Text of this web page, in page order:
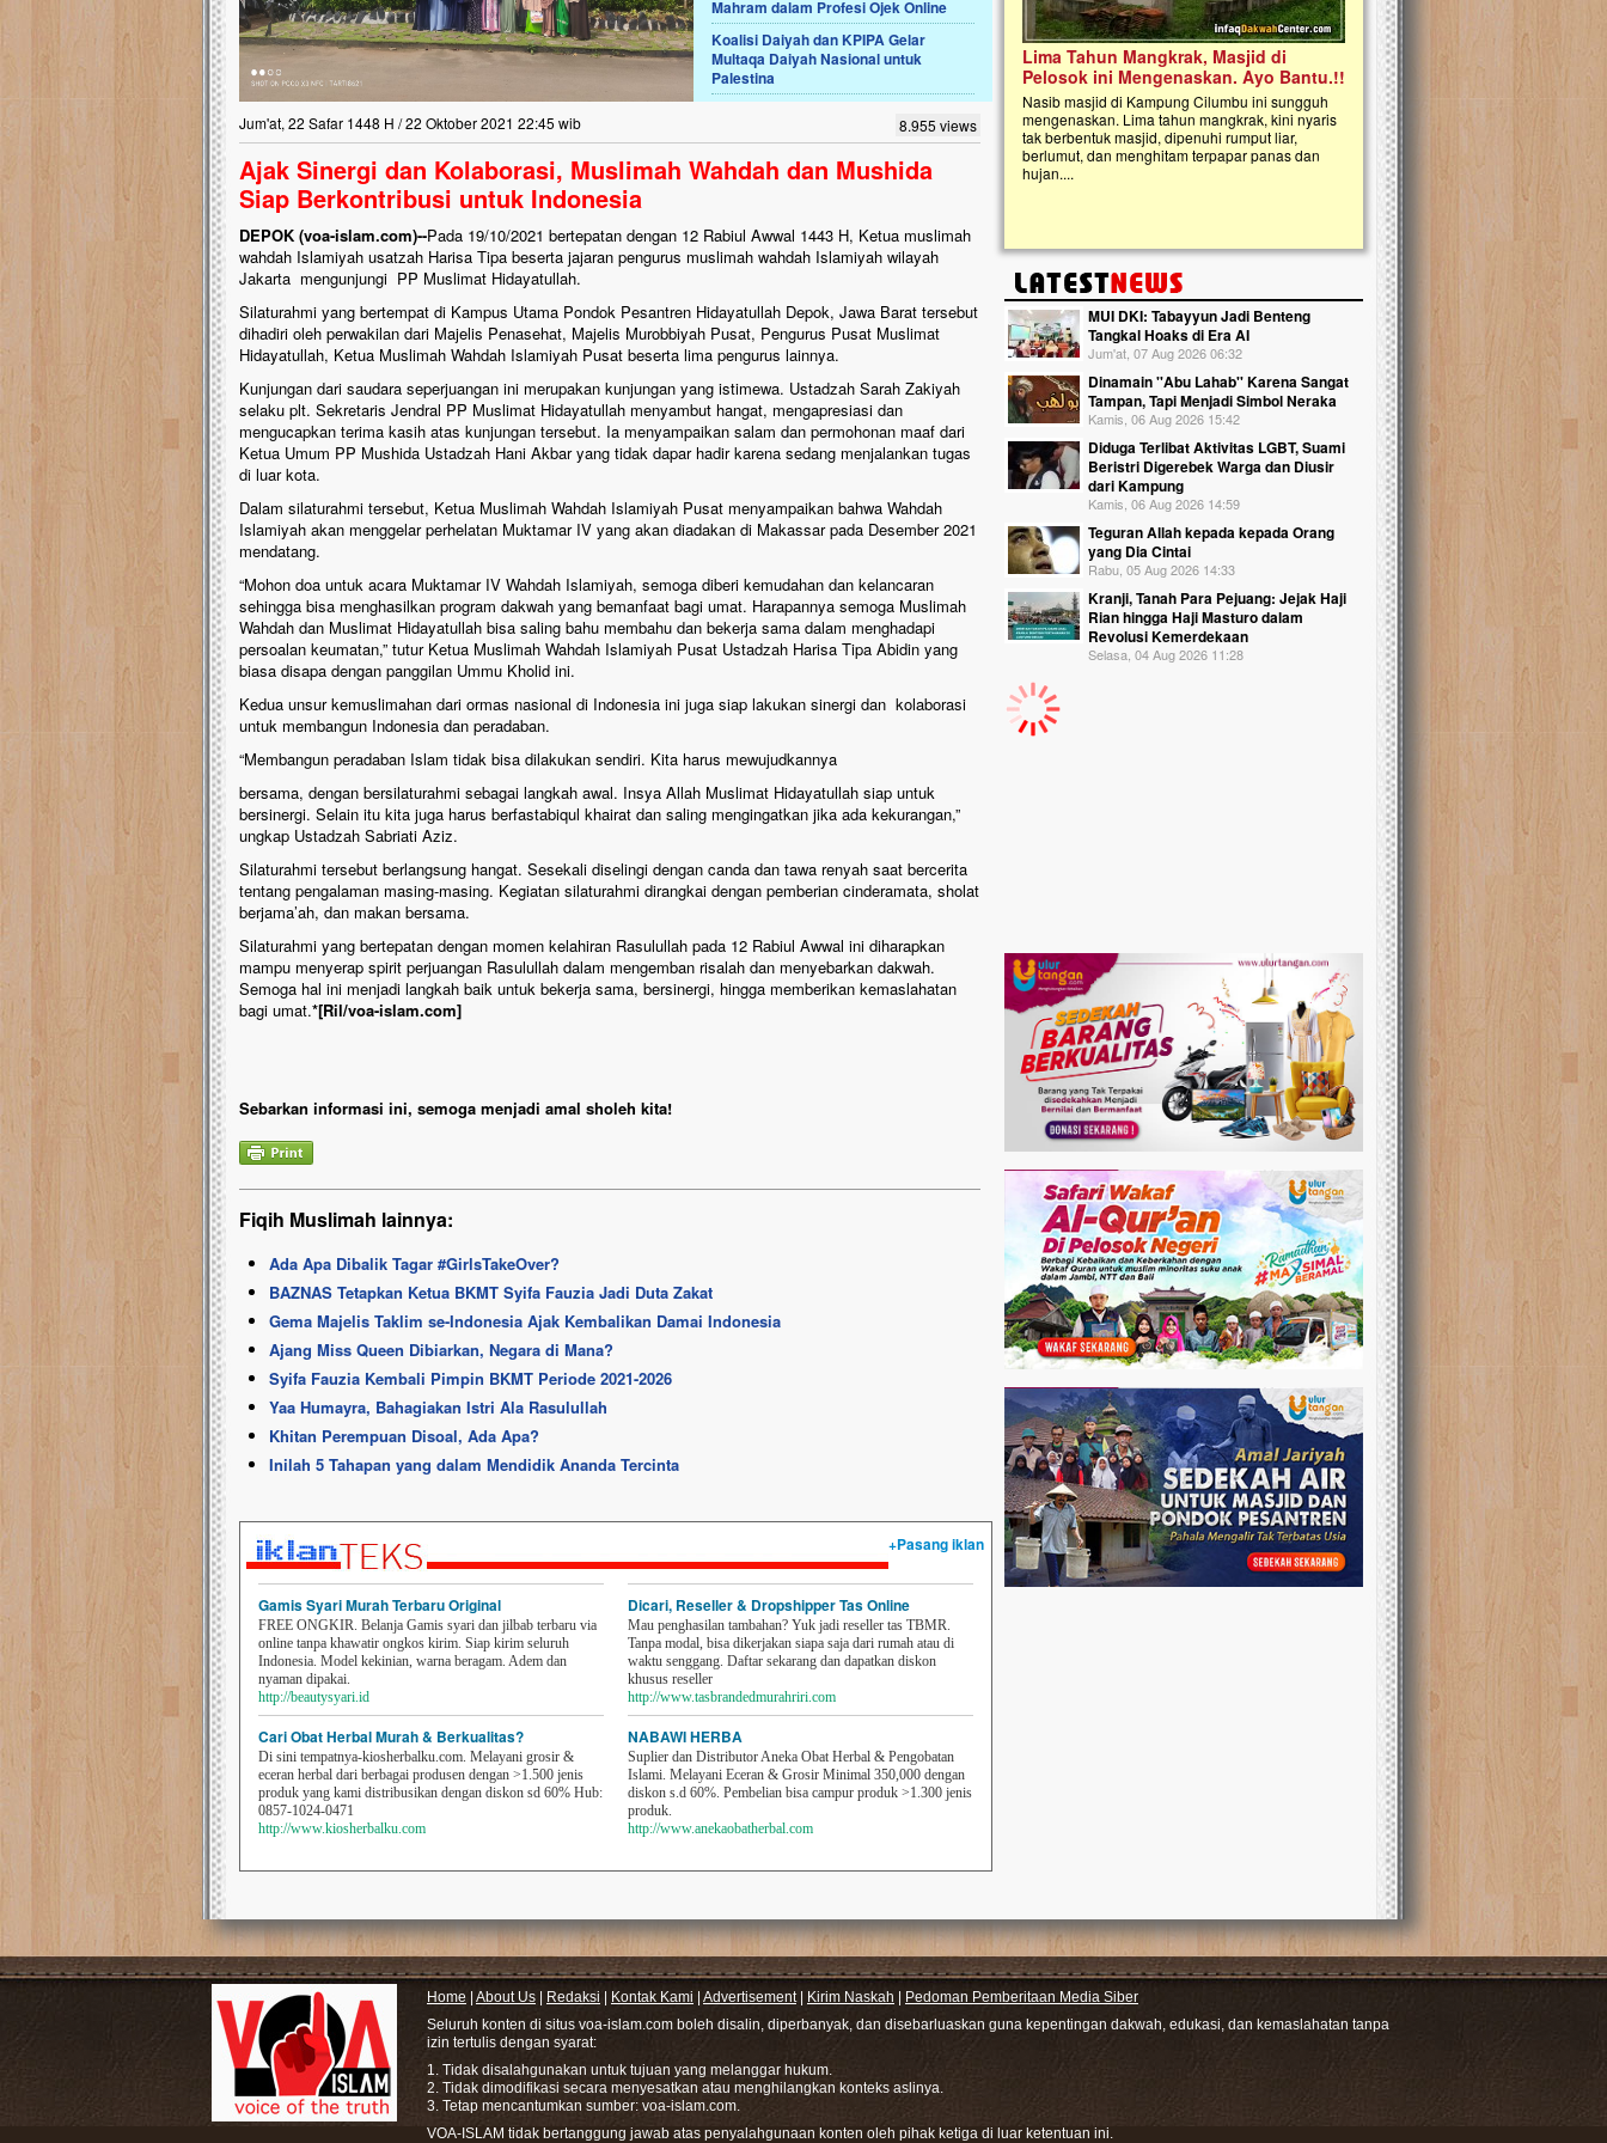
Mahram dalam Profesi Ojek Online
Koalisi Daiyah dan KPIPA Gelar
Multaqa Daiyah Nasional untuk
Palestina
Jum'at, 22 Safar 1448 H / 22 Oktober 2021 22:45 wib 8.955 views
Ajak Sinergi dan Kolaborasi, Muslimah Wahdah dan Mushida
Siap Berkontribusi untuk Indonesia
DEPOK (voa-islam.com)--Pada 19/10/2021 bertepatan dengan 12 Rabiul Awwal 1443 H, Ketua muslimah
wahdah Islamiyah usatzah Harisa Tipa beserta jajaran pengurus muslimah wahdah Islamiyah wilayah
Jakarta mengunjungi PP Muslimat Hidayatullah.
Silaturahmi yang bertempat di Kampus Utama Pondok Pesantren Hidayatullah Depok, Jawa Barat tersebut
dihadiri oleh perwakilan dari Majelis Penasehat, Majelis Murobbiyah Pusat, Pengurus Pusat Muslimat
Hidayatullah, Ketua Muslimah Wahdah Islamiyah Pusat beserta lima pengurus lainnya.
Kunjungan dari saudara seperjuangan ini merupakan kunjungan yang istimewa. Ustadzah Sarah Zakiyah
selaku plt. Sekretaris Jendral PP Muslimat Hidayatullah menyambut hangat, mengapresiasi dan
mengucapkan terima kasih atas kunjungan tersebut. Ia menyampaikan salam dan permohonan maaf dari
Ketua Umum PP Mushida Ustadzah Hani Akbar yang tidak dapar hadir karena sedang menjalankan tugas
di luar kota.
Dalam silaturahmi tersebut, Ketua Muslimah Wahdah Islamiyah Pusat menyampaikan bahwa Wahdah
Islamiyah akan menggelar perhelatan Muktamar IV yang akan diadakan di Makassar pada Desember 2021
mendatang.
“Mohon doa untuk acara Muktamar IV Wahdah Islamiyah, semoga diberi kemudahan dan kelancaran
sehingga bisa menghasilkan program dakwah yang bemanfaat bagi umat. Harapannya semoga Muslimah
Wahdah dan Muslimat Hidayatullah bisa saling bahu membahu dan bekerja sama dalam menghadapi
persoalan keumatan,” tutur Ketua Muslimah Wahdah Islamiyah Pusat Ustadzah Harisa Tipa Abidin yang
biasa disapa dengan panggilan Ummu Kholid ini.
Kedua unsur kemuslimahan dari ormas nasional di Indonesia ini juga siap lakukan sinergi dan kolaborasi
untuk membangun Indonesia dan peradaban.
“Membangun peradaban Islam tidak bisa dilakukan sendiri. Kita harus mewujudkannya
bersama, dengan bersilaturahmi sebagai langkah awal. Insya Allah Muslimat Hidayatullah siap untuk
bersinergi. Selain itu kita juga harus berfastabiqul khairat dan saling mengingatkan jika ada kekurangan,”
ungkap Ustadzah Sabriati Aziz.
Silaturahmi tersebut berlangsung hangat. Sesekali diselingi dengan canda dan tawa renyah saat bercerita
tentang pengalaman masing-masing. Kegiatan silaturahmi dirangkai dengan pemberian cinderamata, sholat
berjama’ah, dan makan bersama.
Silaturahmi yang bertepatan dengan momen kelahiran Rasulullah pada 12 Rabiul Awwal ini diharapkan
mampu menyerap spirit perjuangan Rasulullah dalam mengemban risalah dan menyebarkan dakwah.
Semoga hal ini menjadi langkah baik untuk bekerja sama, bersinergi, hingga memberikan kemaslahatan
bagi umat.*[Ril/voa-islam.com]
Sebarkan informasi ini, semoga menjadi amal sholeh kita!
Fiqih Muslimah lainnya:
Ada Apa Dibalik Tagar #GirlsTakeOver?
BAZNAS Tetapkan Ketua BKMT Syifa Fauzia Jadi Duta Zakat
Gema Majelis Taklim se-Indonesia Ajak Kembalikan Damai Indonesia
Ajang Miss Queen Dibiarkan, Negara di Mana?
Syifa Fauzia Kembali Pimpin BKMT Periode 2021-2026
Yaa Humayra, Bahagiakan Istri Ala Rasulullah
Khitan Perempuan Disoal, Ada Apa?
Inilah 5 Tahapan yang dalam Mendidik Ananda Tercinta
+Pasang iklan
Gamis Syari Murah Terbaru Original
FREE ONGKIR. Belanja Gamis syari dan jilbab terbaru via
online tanpa khawatir ongkos kirim. Siap kirim seluruh
Indonesia. Model kekinian, warna beragam. Adem dan
nyaman dipakai.
http://beautysyari.id
Cari Obat Herbal Murah & Berkualitas?
Di sini tempatnya-kiosherbalku.com. Melayani grosir &
eceran herbal dari berbagai produsen dengan >1.500 jenis
produk yang kami distribusikan dengan diskon sd 60% Hub:
0857-1024-0471
http://www.kiosherbalku.com
Dicari, Reseller & Dropshipper Tas Online
Mau penghasilan tambahan? Yuk jadi reseller tas TBMR.
Tanpa modal, bisa dikerjakan siapa saja dari rumah atau di
waktu senggang. Daftar sekarang dan dapatkan diskon
khusus reseller
http://www.tasbrandedmurahriri.com
NABAWI HERBA
Suplier dan Distributor Aneka Obat Herbal & Pengobatan
Islami. Melayani Eceran & Grosir Minimal 350,000 dengan
diskon s.d 60%. Pembelian bisa campur produk >1.300 jenis
produk.
http://www.anekaobatherbal.com
Lima Tahun Mangkrak, Masjid di
Pelosok ini Mengenaskan. Ayo Bantu.!!
Nasib masjid di Kampung Cilumbu ini sungguh
mengenaskan. Lima tahun mangkrak, kini nyaris
tak berbentuk masjid, dipenuhi rumput liar,
berlumut, dan menghitam terpapar panas dan
hujan....
kanak Islam Terpadu (TKIT) An
Gedung Majelis Taklim di
MUI DKI: Tabayyun Jadi Benteng
Tangkal Hoaks di Era AI
Jum'at, 07 Aug 2026 06:32
Dinamain ''Abu Lahab'' Karena Sangat
Tampan, Tapi Menjadi Simbol Neraka
Kamis, 06 Aug 2026 15:42
Diduga Terlibat Aktivitas LGBT, Suami
Beristri Digerebek Warga dan Diusir
dari Kampung
Kamis, 06 Aug 2026 14:59
Teguran Allah kepada kepada Orang
yang Dia Cintai
Rabu, 05 Aug 2026 14:33
Kranji, Tanah Para Pejuang: Jejak Haji
Rian hingga Haji Masturo dalam
Revolusi Kemerdekaan
Selasa, 04 Aug 2026 11:28
Home About Us Redaksi Kontak Kami Advertisement| Kirim Naskah
Pedoman Pemberitaan Media Siber
Seluruh konten di situs voa-islam.com boleh disalin, diperbanyak, dan disebarluaskan guna kepentingan dakwah, edukasi, dan kemaslahatan tanpa
izin tertulis dengan syarat:
1. Tidak disalahgunakan untuk tujuan yang melanggar hukum.
2. Tidak dimodifikasi secara menyesatkan atau menghilangkan konteks aslinya.
3. Tetap mencantumkan sumber: voa-islam.com.
VOA-ISLAM tidak bertanggung jawab atas penyalahgunaan konten oleh pihak ketiga di luar ketentuan ini.